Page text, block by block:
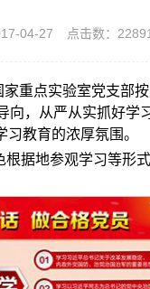
04-27 点击数： 22891
重点实验室党支部
，从严从实抓好学
教育的浓厚氛围。
据地参观学习等形